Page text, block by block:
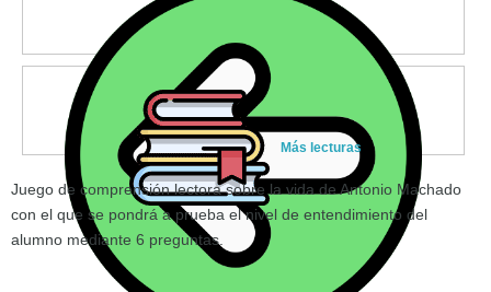
Más lecturas
Juego de comprensión lectora sobre la vida de Antonio Machado
con el que se pondrá a prueba el nivel de entendimiento del
alumno mediante 6 preguntas.